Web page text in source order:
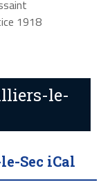
1918
le-
Sec iCal